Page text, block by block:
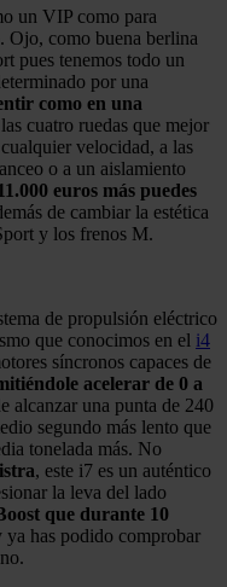
un VIP como para
Ojo, como buena berlina
pues tenemos todo un
por una
como en una
cuatro ruedas que mejor
velocidad, a las
o a un aislamiento
euros más puedes
de cambiar la estética
y los frenos M.
de propulsión eléctrico
que conocimos en el i4
síncronos capaces de
acelerar de 0 a
alcanzar una punta de 240
segundo más lento que
tonelada más. No
, este i7 es un auténtico
la leva del lado
que durante 10
ya has podido comprobar